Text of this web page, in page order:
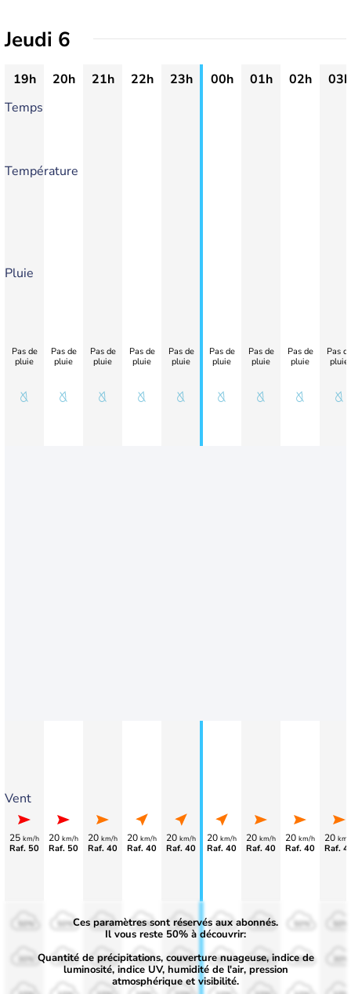
Jeudi 6
19h 20h 21h 22h 23h 00h 01h 02h
03h
Temps
Température
Pluie
Vent
Pas de
pluie
25 km/h
Raf. 50
Pas de
pluie
20 km/h
Raf. 50
Pas de
pluie
20 km/h
Raf. 40
Pas de
pluie
20 km/h
Raf. 40
Pas de
pluie
20 km/h
Raf. 40
Pas de
pluie
20 km/h
Raf. 40
Pas de
pluie
20 km/h
Raf. 40
Pas de
pluie
20 km/h
Raf. 40
Pas
pluie
20
Raf.
50%
30%
50%
30%
50%
30%
50%
30%
50%
30%
50%
30%
50%
30%
Ces paramètres sont réservés aux abonnés.
Il vous reste 50% à découvrir:
Quantité de précipitations, couverture nuageuse, indice de
luminosité, indice UV, humidité de l'air, pression
atmosphérique et visibilité.